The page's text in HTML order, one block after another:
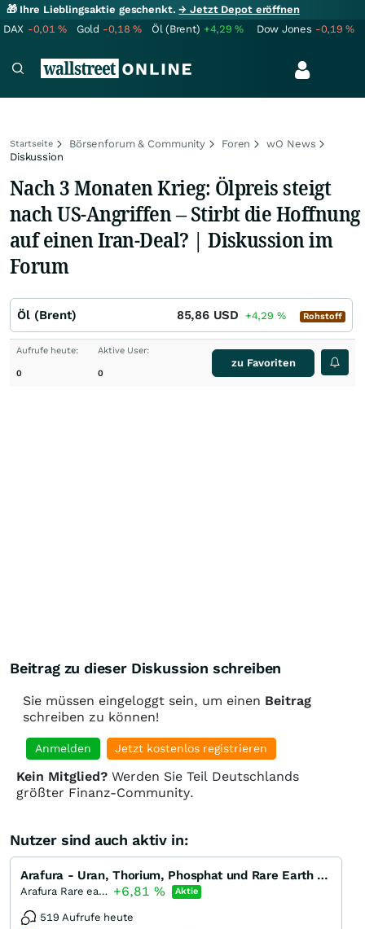
🎁 Ihre Lieblingsaktie geschenkt.→ Jetzt Depot eröffnen
DAX -0,01% Gold -0,18% Öl (Brent) +4,29% Dow Jones -0,19%
Startseite Börsenforum & Community Foren
wO News
Diskussion
Nach 3 Monaten Krieg: Ölpreis steigt
nach US-Angriffen – Stirbt die Hoffnung
auf einen Iran-Deal? | Diskussion im
Forum
Öl (Brent) 85,86 USD +4,29 % Rohstoff
Aufrufe heute:
0
Aktive User:
0
zu Favoriten
Beitrag zu dieser Diskussion schreiben
Sie müssen eingeloggt sein, um einen Beitrag
schreiben zu können!
Anmelden Jetzt kostenlos registrieren
Kein Mitglied? Werden Sie Teil Deutschlands
größter Finanz-Community.
Nutzer sind auch aktiv in:
Arafura - Uran, Thorium, Phosphat und Rare Earth im N.T.
Arafura Rare earths +6,81 % Aktie
519 Aufrufe heute